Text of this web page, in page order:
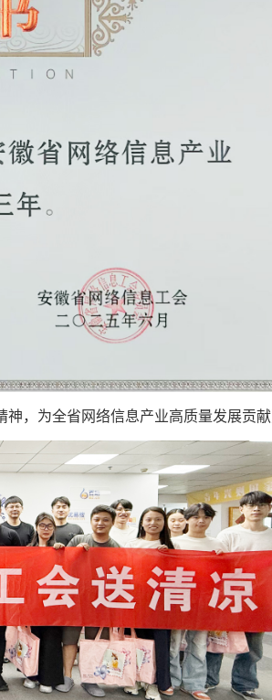
，为全省网络信息产业高质量发展贡献